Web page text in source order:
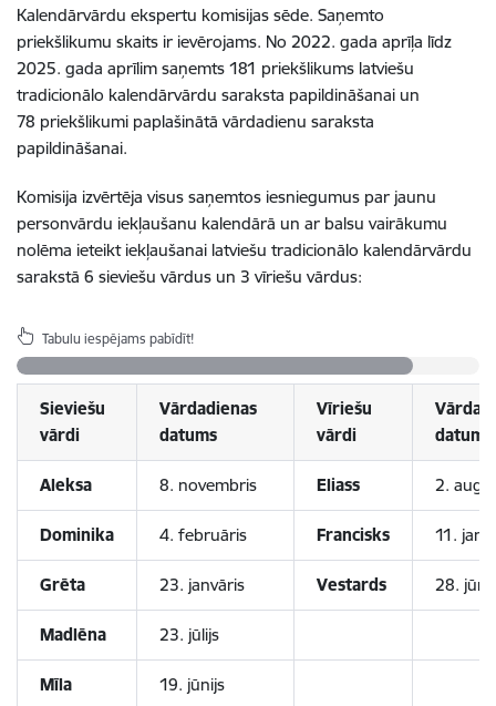
Kalendārvārdu ekspertu komisijas sēde. Saņemto
priekšlikumu skaits ir ievērojams. No 2022. gada aprīļa līdz
2025. gada aprīlim saņemts 181 priekšlikums latviešu
tradicionālo kalendārvārdu saraksta papildināšanai un
78 priekšlikumi paplašinātā vārdadienu saraksta
papildināšanai.
Komisija izvērtēja visus saņemtos iesniegumus par jaunu
personvārdu iekļaušanu kalendārā un ar balsu vairākumu
nolēma ieteikt iekļaušanai latviešu tradicionālo kalendārvārdu
sarakstā 6 sieviešu vārdus un 3 vīriešu vārdus:
Tabulu iespējams pabīdīt!
Sieviešu
vārdi
Vārdadienas
datums
Vīriešu
vārdi
datums
Aleksa 8. novembris Eliass 2.
Dominika 4. februāris Francisks 11.
Grēta 23. janvāris Vestards 28.
Madlēna 23. jūlijs
Mīla 19. jūnijs